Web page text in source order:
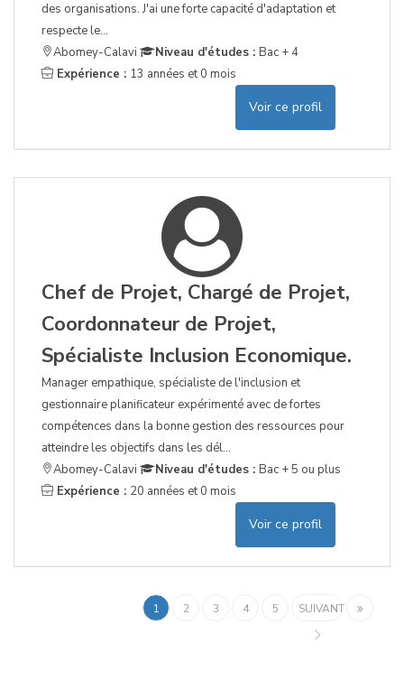
des organisations. J'ai une forte capacité d'adaptation et
respecte le...
Abomey-Calavi
Niveau d'études : Bac + 4
Expérience : 13 années et 0 mois
Voir ce profil
Chef de Projet, Chargé de Projet,
Coordonnateur de Projet,
Spécialiste Inclusion Economique.
Manager empathique, spécialiste de l'inclusion et
gestionnaire planificateur expérimenté avec de fortes
compétences dans la bonne gestion des ressources pour
atteindre les objectifs dans les dél...
Abomey-Calavi
Niveau d'études : Bac + 5 ou plus
Expérience : 20 années et 0 mois
Voir ce profil
1 2 3 4 5 SUIVANT